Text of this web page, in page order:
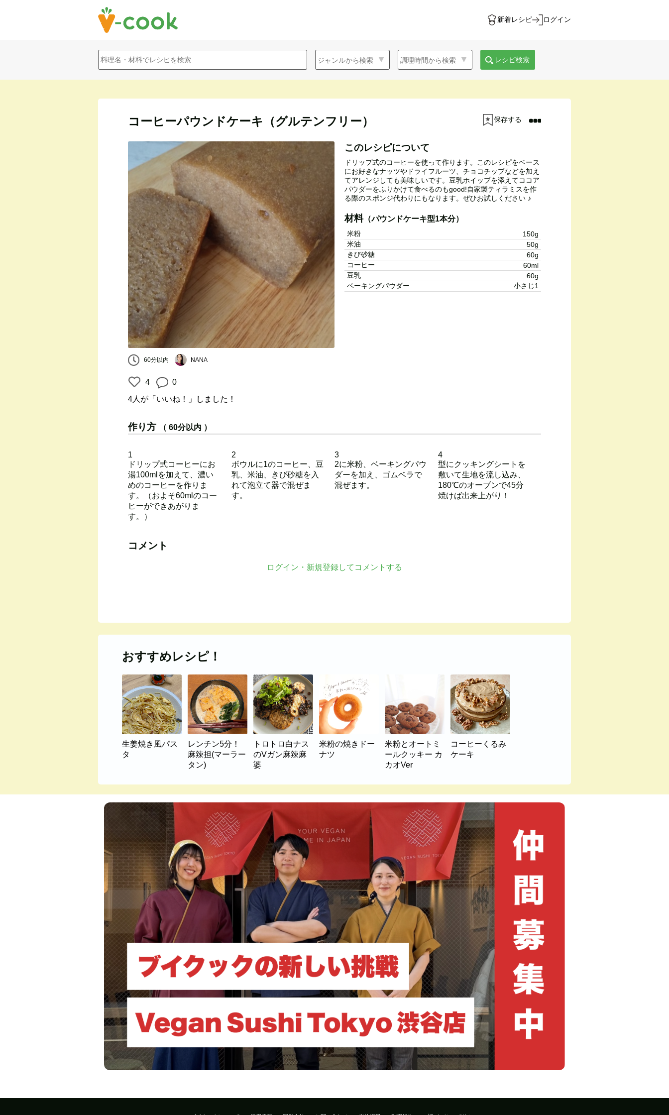
新着レシピ ログイン
レシピ検索
コーヒーパウンドケーキ（グルテンフリー） 保存する
60分以内 NANA
4 0
4人 が「いいね！」しました！
このレシピについて
ドリップ式のコーヒーを使って作ります。このレシピをベース
にお好きなナッツやドライフルーツ、チョコチップなどを加え
てアレンジしても美味しいです。豆乳ホイップを添えてココア
パウダーをふりかけて食べるのもgood!自家製ティラミスを作
る際のスポンジ代わりにもなります。ぜひお試しください ♪
材料（パウンドケーキ型1本分）
米粉
150g
米油
50g
きび砂糖
60g
コーヒー
60ml
豆乳
60g
ベーキングパウダー
小さじ1
作り方 （ 60分以内 ）
1
ドリップ式コーヒーにお
湯100mlを加えて、濃い
めのコーヒーを作りま
す。（およそ60mlのコー
ヒーができあがりま
す。）
2
ボウルに1のコーヒー、豆
乳、米油、きび砂糖を入
れて泡立て器で混ぜま
す。
3
2に米粉、ベーキングパウ
ダーを加え、ゴムベラで
混ぜます。
4
型にクッキングシートを
敷いて生地を流し込み、
180℃のオーブンで45分
焼けば出来上がり！
コメント
ログイン・新規登録してコメントする
おすすめレシピ！
生姜焼き風パス
タ
レンチン5分！
麻辣担(マーラー
タン)
トロトロ白ナス
のVガン麻辣麻
婆
米粉の焼きドー
ナツ
米粉とオートミ
ールクッキー カ
カオVer
コーヒーくるみ
ケーキ